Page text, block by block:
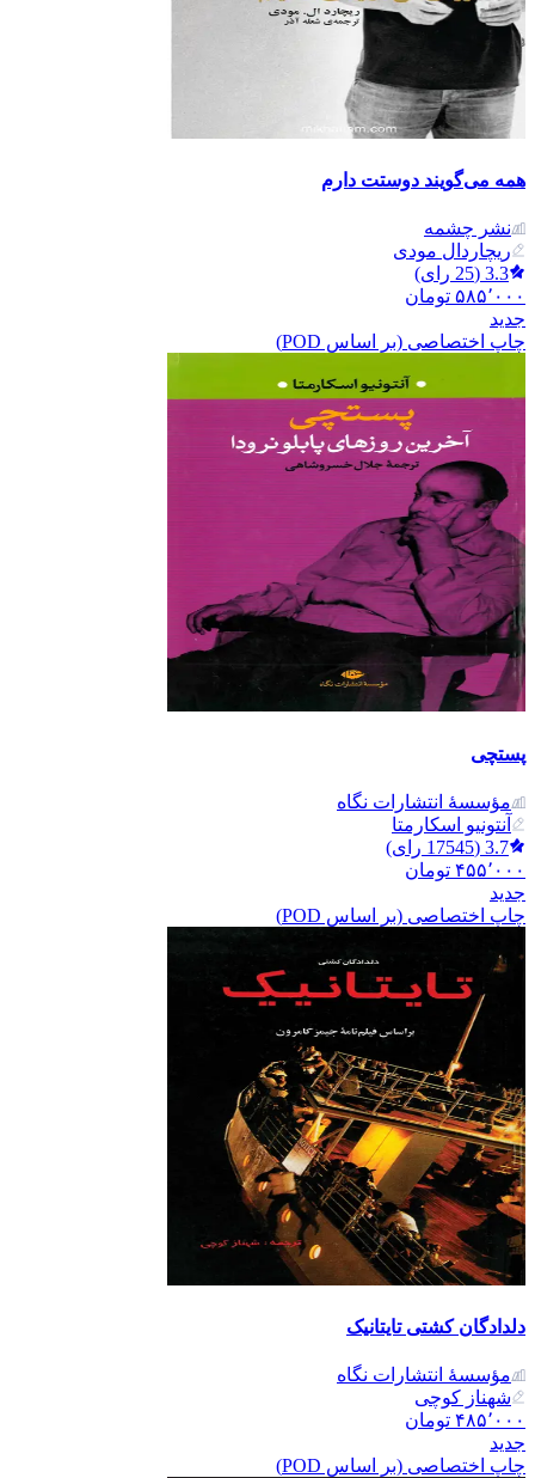
همه می‌گویند دوستت دارم
نشر‌ چشمه
ریچارد‌ال مودی
3.3
(
25 رای)
۵۸۵٬۰۰۰ تومان
جدید
چاپ اختصاصی (بر اساس POD)
پستچی
مؤسسۀ انتشارات نگاه
آنتونیو اسکارمتا
3.7
(
17545 رای)
۴۵۵٬۰۰۰ تومان
جدید
چاپ اختصاصی (بر اساس POD)
دلدادگان کشتی تایتانیک
مؤسسۀ انتشارات نگاه
شهناز کوچی
۴۸۵٬۰۰۰ تومان
جدید
چاپ اختصاصی (بر اساس POD)